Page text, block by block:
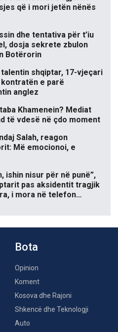
që i mori jetën nënës
dhe tentativa për t’iu
dosja sekrete zbulon
Botërorin
shqiptar, 17-vjeçari
e parë
anglez
Khamenein? Mediat
të vdesë në çdo moment
Salah, reagon
Më emocionoi, e
ishin nisur për në punë”,
pas aksidentit tragjik
i mora në telefon…
Bota
Opinion
Koment
Kosova dhe Rajoni
Shkencë dhe Teknologji
Auto